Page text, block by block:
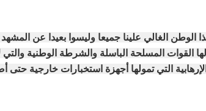
الغالي علينا جميعا وليسوا بعيدا عن
القوات المسلحة الباسلة والشرطة الوطنية والتي
التي تمولها أجهزة استخبارات خارجية حتى